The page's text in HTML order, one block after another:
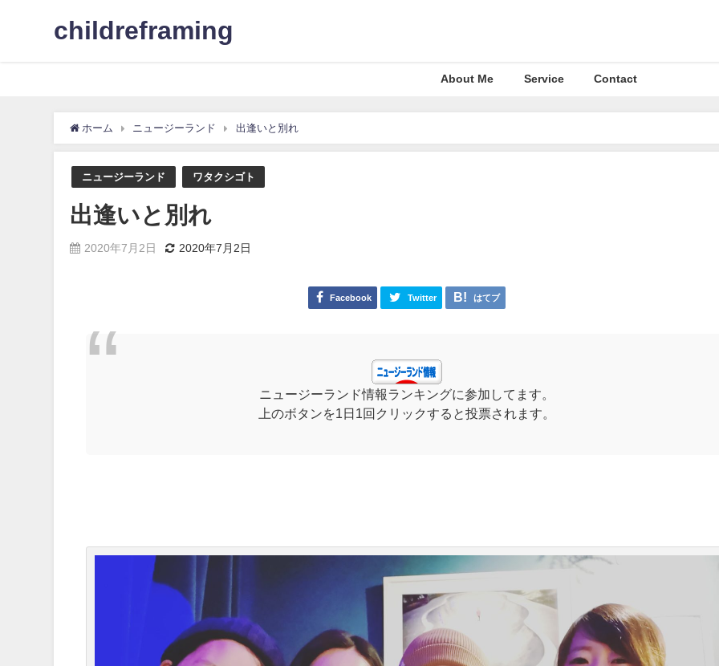
childreframing
About Me Service Contact
ホーム ニュージーランド 出逢いと別れ
ニュージーランド ワタクシゴト
出逢いと別れ
2020年7月2日 2020年7月2日
Facebook Twitter はてブ
ニュージーランド情報ランキングに参加してます。
上のボタンを1日1回クリックすると投票されます。